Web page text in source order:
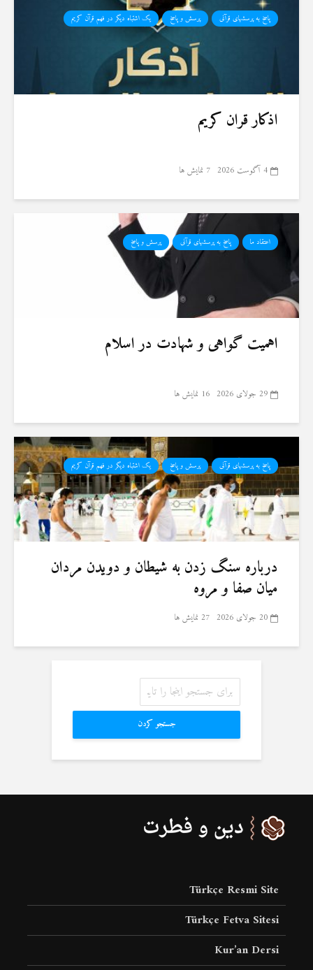
پاسخ به پرسشهای قرآنی پرسش و پاسخ یک اشتباه دیگر در فهم قرآن کریم
اذکار قران کریم
4 آگوست 2026 7 نمایش ها
اعتقاد ما پاسخ به پرسشهای قرآنی پرسش و پاسخ
اهمیت گواهی و شهادت در اسلام
29 جولای 2026 16 نمایش ها
پاسخ به پرسشهای قرآنی پرسش و پاسخ یک اشتباه دیگر در فهم قرآن کریم
درباره سنگ زدن به شیطان و دویدن مردان
میان صفا و مروه
20 جولای 2026 27 نمایش ها
جستجو کردن
Türkçe Resmi Site
Türkçe Fetva Sitesi
Kur’an Dersi